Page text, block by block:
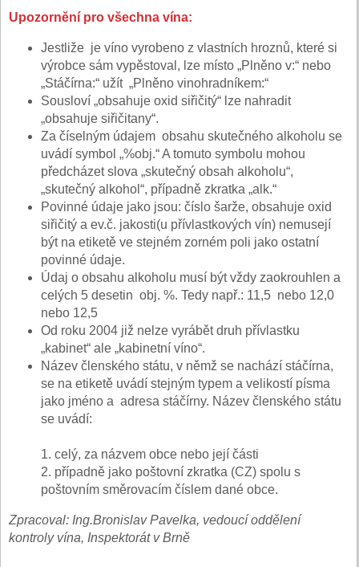
Upozornění pro všechna vína:
Jestliže je víno vyrobeno z vlastních hroznů, které si
výrobce sám vypěstoval, lze místo „Plněno v:“ nebo
„Stáčírna:“ užít „Plněno vinohradníkem:“
Sousloví „obsahuje oxid siřičitý“ lze nahradit
„obsahuje siřičitany“.
Za číselným údajem obsahu skutečného alkoholu se
uvádí symbol „%obj.“ A tomuto symbolu mohou
předcházet slova „skutečný obsah alkoholu“,
„skutečný alkohol“, případně zkratka „alk.“
Povinné údaje jako jsou: číslo šarže, obsahuje oxid
siřičitý a ev.č. jakosti(u přívlastkových vín) nemusejí
být na etiketě ve stejném zorném poli jako ostatní
povinné údaje.
Údaj o obsahu alkoholu musí být vždy zaokrouhlen a
celých 5 desetin obj. %. Tedy např.: 11,5 nebo 12,0
nebo 12,5
Od roku 2004 již nelze vyrábět druh přívlastku
„kabinet“ ale „kabinetní víno“.
Název členského státu, v němž se nachází stáčírna,
se na etiketě uvádí stejným typem a velikostí písma
jako jméno a adresa stáčírny. Název členského státu
se uvádí:
1. celý, za názvem obce nebo její části
2. případně jako poštovní zkratka (CZ) spolu s
poštovním směrovacím číslem dané obce.
Zpracoval: Ing.Bronislav Pavelka, vedoucí oddělení
kontroly vína, Inspektorát v Brně